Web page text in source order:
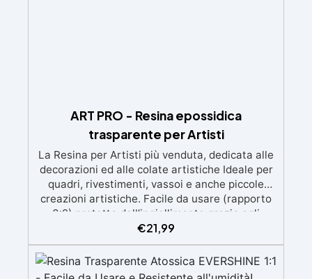
ART PRO - Resina epossidica
trasparente per Artisti
La Resina per Artisti più venduta, dedicata alle
decorazioni ed alle colate artistiche Ideale per
quadri, rivestimenti, vassoi e anche piccole
creazioni artistiche. Facile da usare (rapporto
3:2) protetta dall’ingiallimento grazie agli
speciali filtri UV Formula densa : non cola via,
mantenendo i design precisi e puliti. Indurisce
in 12-24h garantendo una superficie lucida e
brillante
€21,99